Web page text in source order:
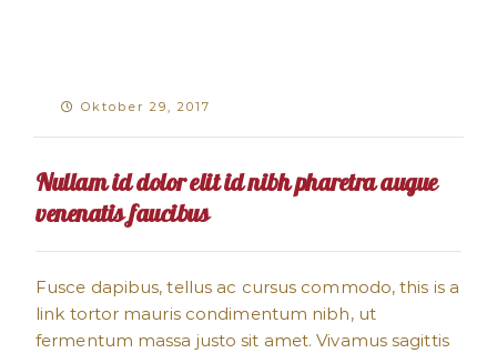
Oktober 29, 2017
Nullam id dolor elit id nibh pharetra augue
venenatis faucibus
Fusce dapibus, tellus ac cursus commodo, this is a
link tortor mauris condimentum nibh, ut
fermentum massa justo sit amet. Vivamus sagittis